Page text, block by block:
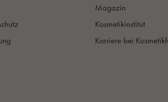
Magazin
Kosmetikinstitut
Karriere bei